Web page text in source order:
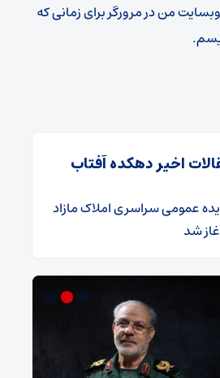
من در مرورگر برای زمانی که
اخیر دهکده آفتاب
عمومی سراسری املاک مازاد
شد